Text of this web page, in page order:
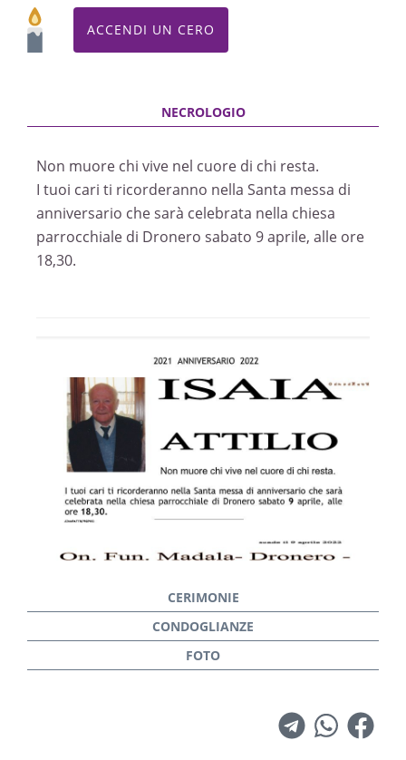
ACCENDI UN CERO
Non muore chi vive nel cuore di chi resta.
I tuoi cari ti ricorderanno nella Santa messa di
anniversario che sarà celebrata nella chiesa
parrocchiale di Dronero sabato 9 aprile, alle ore
18,30.